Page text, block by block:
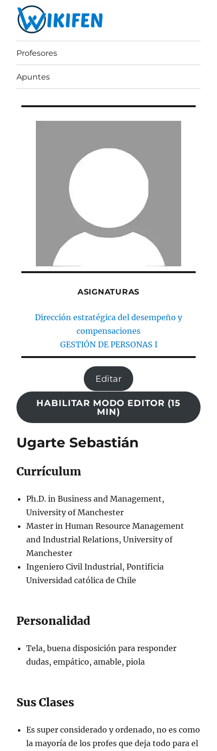
Wikifen
Profesores
Apuntes
Ugarte Sebastián
Currículum
Ph.D. in Business and Management,
University of Manchester
Master in Human Resource Management
and Industrial Relations, University of
Manchester
Ingeniero Civil Industrial, Pontificia
Universidad católica de Chile
Personalidad
Tela, buena disposición para responder
dudas, empático, amable, piola
Sus Clases
Es super considerado y ordenado, no es como
la mayoría de los profes que deja todo para el
ASIGNATURAS
Dirección estratégica del desempeño y
compensaciones
GESTIÓN DE PERSONAS I
Editar
HABILITAR MODO EDITOR (15
MIN)